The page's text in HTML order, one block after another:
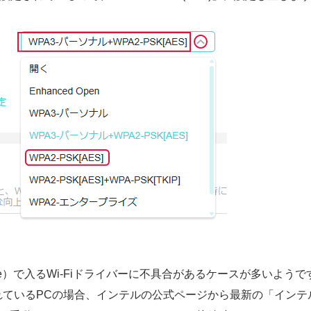
で入るWi-Fiドライバーに不具合があるケースが多いようで
いるPCの場合、インテルの公式ページから最新の「イン